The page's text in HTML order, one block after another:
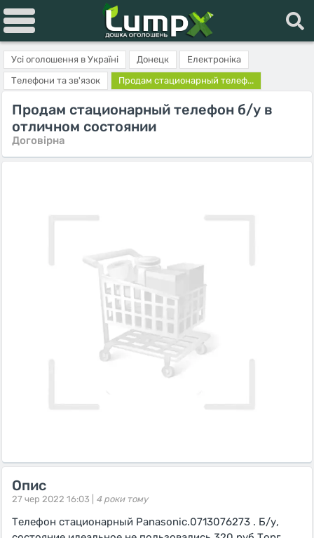
Усі оголошення в Україні Донецк
Електроніка
Телефони та зв'язок
Продам стационарный телеф...
Продам стационарный телефон б/у в
отличном состоянии
Договірна
Опис
27 чер 2022 16:03 | 4 роки тому
Телефон стационарный Panasonic.0713076273 . Б/у,